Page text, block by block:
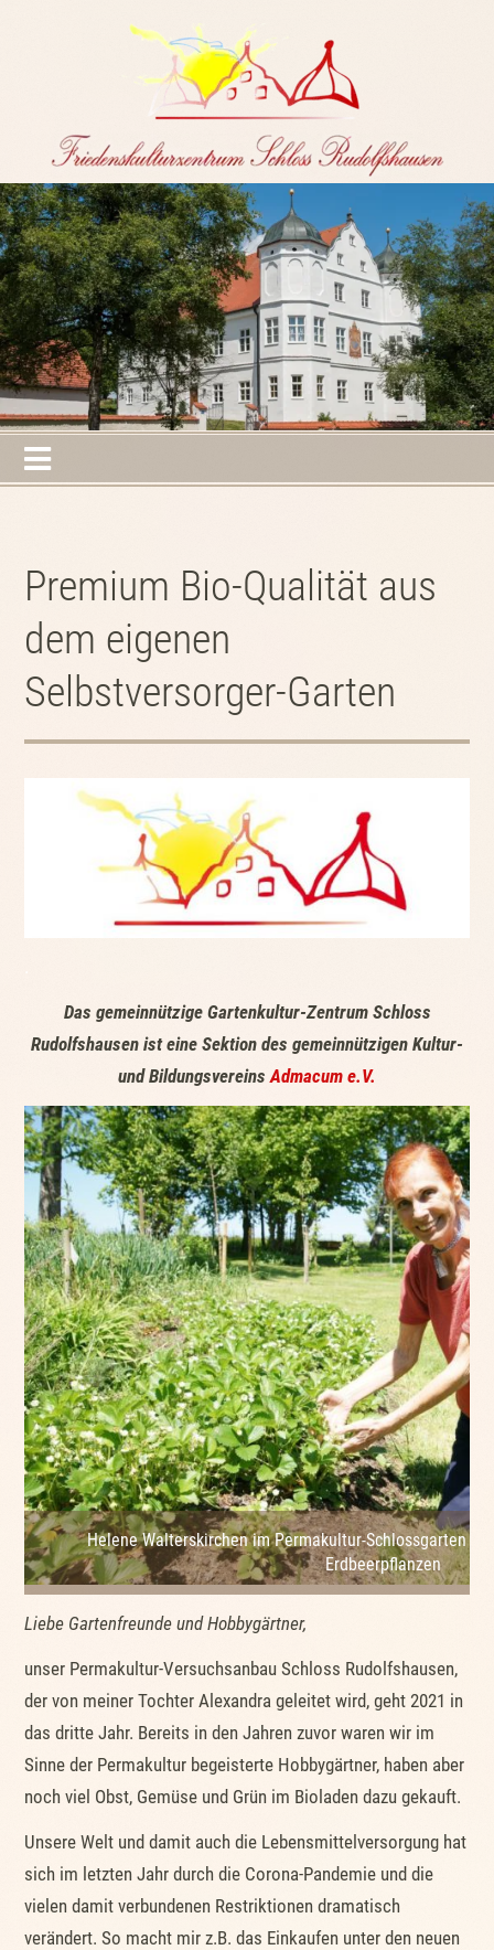
Premium Bio-Qualität aus
dem eigenen
Selbstversorger-Garten
Das gemeinnützige Gartenkultur-Zentrum Schloss
Rudolfshausen ist eine Sektion des gemeinnützigen Kultur-
und BildungsvereinsAdmacum e.V.
Helene Walterskirchen im Permakultur-Schlossgarten
Erdbeerpflanzen
Liebe Gartenfreunde und Hobbygärtner,
unser Permakultur-Versuchsanbau Schloss Rudolfshausen,
der von meiner Tochter Alexandra geleitet wird, geht 2021 in
das dritte Jahr. Bereits in den Jahren zuvor waren wir im
Sinne der Permakultur begeisterte Hobbygärtner, haben aber
noch viel Obst, Gemüse und Grün im Bioladen dazu gekauft.
Unsere Welt und damit auch die Lebensmittelversorgung hat
sich im letzten Jahr durch die Corona-Pandemie und die
vielen damit verbundenen Restriktionen dramatisch
verändert. So macht mir z.B. das Einkaufen unter den neuen